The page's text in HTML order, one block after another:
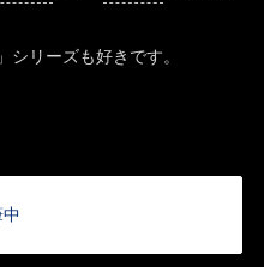
」シリーズも好きです。